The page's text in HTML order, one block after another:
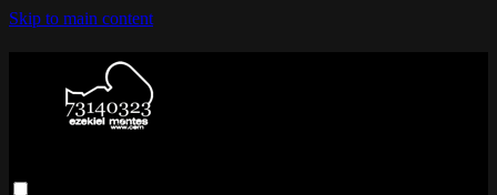
Skip to main content